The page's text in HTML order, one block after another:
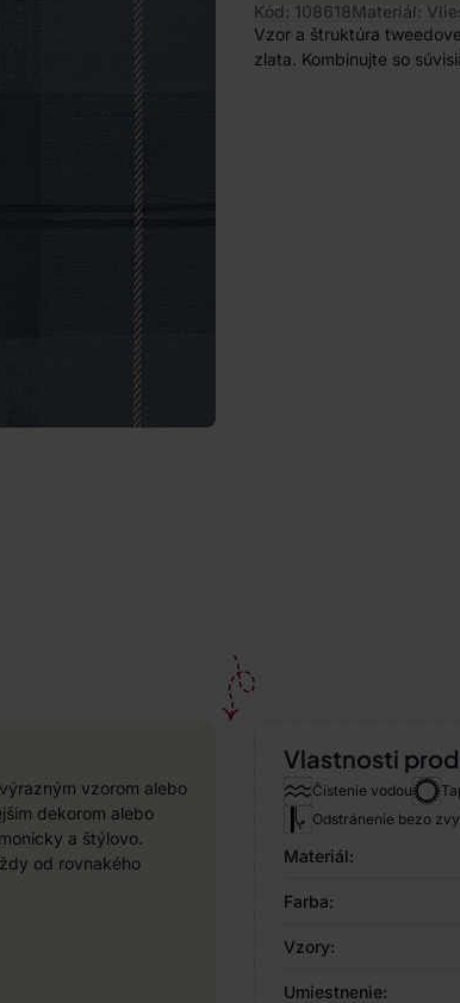
Kód: 108618Materiál:
Vzor a štruktúra
zlata. Kombinujte so
Vlastnosti
Čistenie vodou
Odstránenie bezo
Materiál:
Farba:
Vzory:
Umiestnenie:
vzorom alebo
dekorom alebo
a štýlovo.
od rovnakého